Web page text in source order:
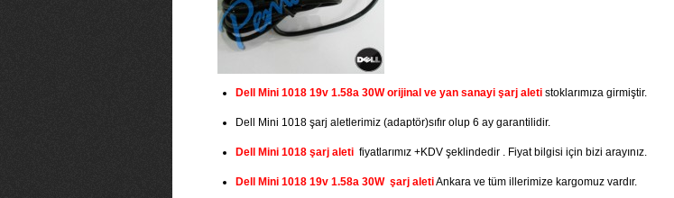
Dell Mini 1018 19v 1.58a 30W orijinal ve yan sanayi şarj aletistoklarımıza girmiştir.
Dell Mini 1018 şarj aletlerimiz (adaptör)sıfır olup 6 ay garantilidir.
Dell Mini 1018 şarj aletifiyatlarımız +KDV şeklindedir . Fiyat bilgisi için bizi arayınız.
Dell Mini 1018 19v 1.58a 30W şarj aletiAnkara ve tüm illerimize kargomuz vardır.